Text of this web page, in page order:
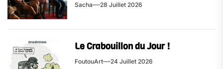
Sacha 28 Juillet 2026
Le Crabouillon du Jour !
FoutouArt 24 Juillet 2026